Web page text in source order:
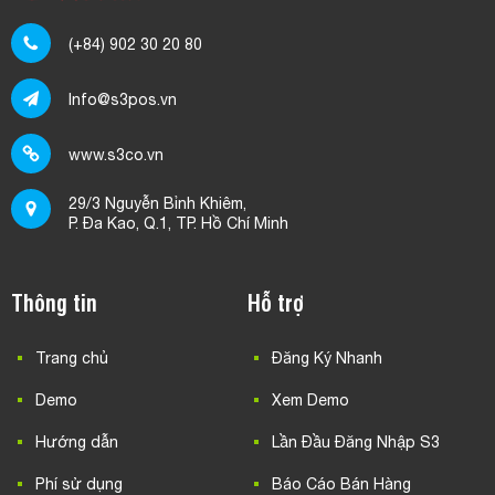
(+84) 902 30 20 80
Info@s3pos.vn
www.s3co.vn
29/3 Nguyễn Bỉnh Khiêm,
P. Đa Kao, Q.1, TP. Hồ Chí Minh
Thông tin
Trang chủ
Demo
Hướng dẫn
Phí sử dụng
Hỗ trợ
Đăng Ký Nhanh
Xem Demo
Lần Đầu Đăng Nhập S3
Báo Cáo Bán Hàng